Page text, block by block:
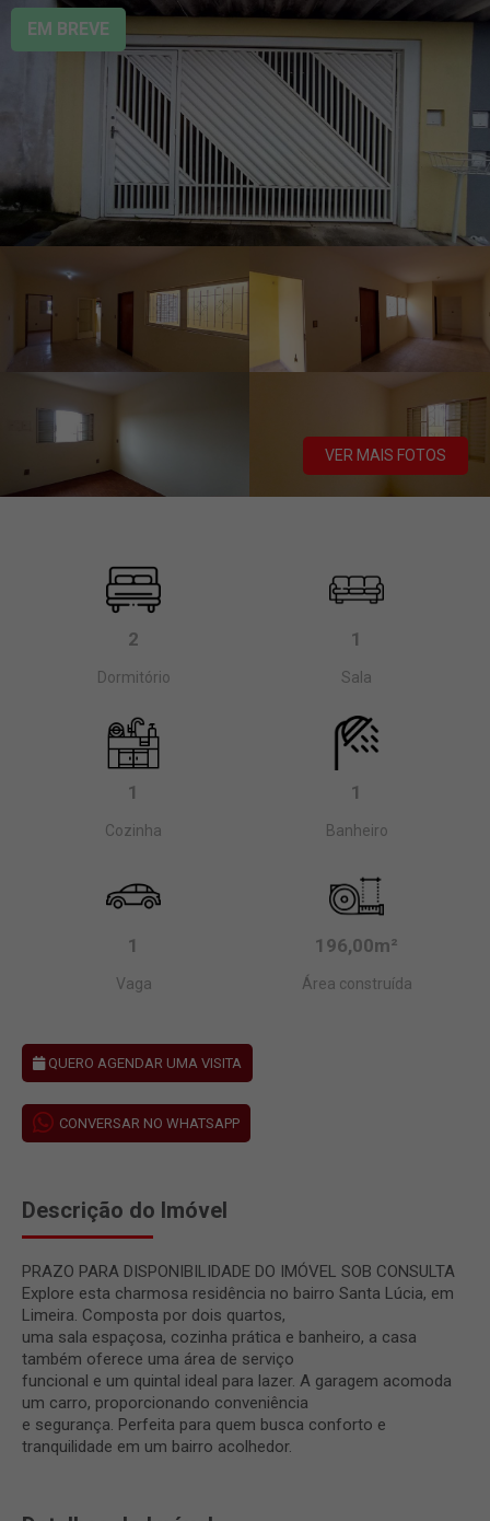
EM BREVE
VER MAIS FOTOS
2
Dormitório
1
Sala
1
Cozinha
1
Banheiro
1
Vaga
196,00m²
Área construída
QUERO AGENDAR UMA VISITA
CONVERSAR NO WHATSAPP
Descrição do Imóvel
PRAZO PARA DISPONIBILIDADE DO IMÓVEL SOB CONSULTA
Explore esta charmosa residência no bairro Santa Lúcia, em
Limeira. Composta por dois quartos,
uma sala espaçosa, cozinha prática e banheiro, a casa
também oferece uma área de serviço
funcional e um quintal ideal para lazer. A garagem acomoda
um carro, proporcionando conveniência
e segurança. Perfeita para quem busca conforto e
tranquilidade em um bairro acolhedor.